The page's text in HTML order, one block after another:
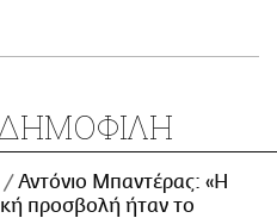
Αντόνιο Μπαντέρας: «Η
προσβολή ήταν το